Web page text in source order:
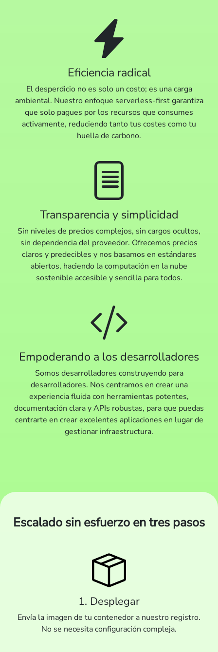
Eficiencia radical
El desperdicio no es solo un costo; es una carga
ambiental. Nuestro enfoque serverless-first garantiza
que solo pagues por los recursos que consumes
activamente, reduciendo tanto tus costes como tu
huella de carbono.
Transparencia y simplicidad
Sin niveles de precios complejos, sin cargos ocultos,
sin dependencia del proveedor. Ofrecemos precios
claros y predecibles y nos basamos en estándares
abiertos, haciendo la computación en la nube
sostenible accesible y sencilla para todos.
Empoderando a los desarrolladores
Somos desarrolladores construyendo para
desarrolladores. Nos centramos en crear una
experiencia fluida con herramientas potentes,
documentación clara y APIs robustas, para que puedas
centrarte en crear excelentes aplicaciones en lugar de
gestionar infraestructura.
Escalado sin esfuerzo en tres pasos
1. Desplegar
Envía la imagen de tu contenedor a nuestro registro.
No se necesita configuración compleja.